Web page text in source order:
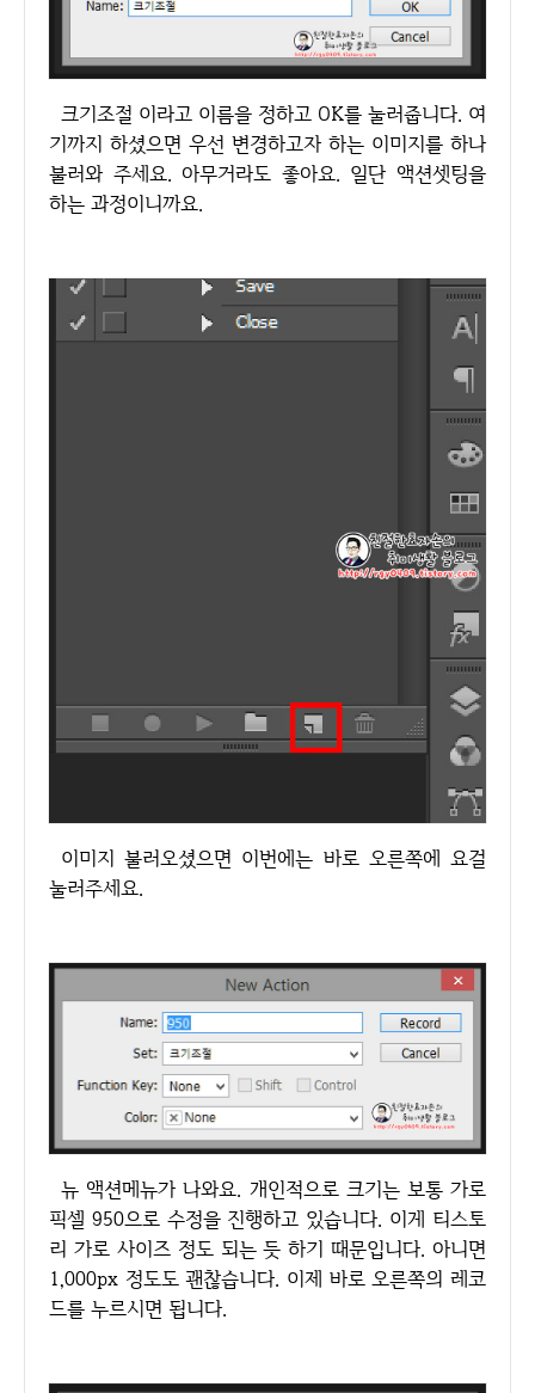
크기조절 이라고 이름을 정하고 OK를 눌러줍니다. 여
기까지 하셨으면 우선 변경하고자 하는 이미지를 하나
불러와 주세요. 아무거라도 좋아요. 일단 액션셋팅을
하는 과정이니까요.
이미지 불러오셨으면 이번에는 바로 오른쪽에 요걸
눌러주세요.
뉴 액션메뉴가 나와요. 개인적으로 크기는 보통 가로
픽셀 950으로 수정을 진행하고 있습니다. 이게 티스토
리 가로 사이즈 정도 되는 듯 하기 때문입니다. 아니면
1,000px 정도도 괜찮습니다. 이제 바로 오른쪽의 레코
드를 누르시면 됩니다.